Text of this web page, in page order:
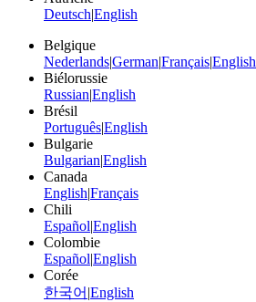
Deutsch|English
Belgique
Nederlands|German|Français|English
Biélorussie
Russian|English
Brésil
Português|English
Bulgarie
Bulgarian|English
Canada
English|Français
Chili
Español|English
Colombie
Español|English
Corée
한국어 |English